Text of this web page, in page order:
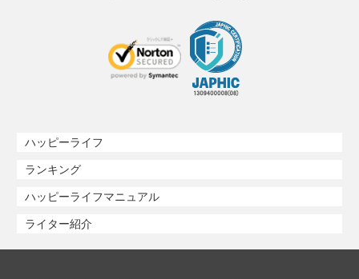
ハッピーライフ
ランキング
ハッピーライフマニュアル
ライター紹介